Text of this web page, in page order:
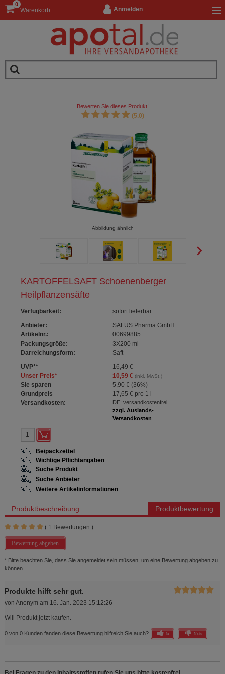
Anmelden
Warenkorb
0
KARTOFFELSAFT Schoenenberger
Heilpflanzensäfte
Verfügbarkeit:
sofort lieferbar
Anbieter:
SALUS Pharma GmbH
Artikelnr.:
00699885
Packungsgröße:
3X200 ml
Darreichungsform:
Saft
UVP**
16,49 €
Unser Preis* 10,59 €(inkl. MwSt.)
Sie sparen 5,90 € (36%)
Grundpreis
17,65 €pro 1 l
Versandkosten:
DE: versandkostenfrei
zzgl. Auslands-
Versandkosten
Bewerten Sie dieses Produkt!
(5.0)
Abbildung ähnlich
Beipackzettel
Wichtige Pflichtangaben
Suche Produkt
Suche Anbieter
Weitere Artikelinformationen
Produktbeschreibung Produktbewertung
( 1 Bewertungen )
Bewertung abgeben
* Bitte beachten Sie, dass Sie angemeldet sein müssen, um eine Bewertung abgeben zu
können.
Produkte hilft sehr gut.
von Anonym am 16. Jan. 2023 15:12:26
Will Produkt jetzt kaufen.
0 von 0 Kunden fanden diese Bewertung hilfreich. Sie auch? Ja Nein